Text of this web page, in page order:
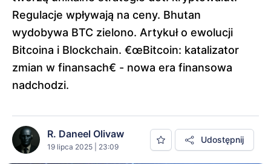
Regulacje wpływają na ceny. Bhutan
wydobywa BTC zielono. Artykuł o ewolucji
Bitcoina i Blockchain. €œBitcoin: katalizator
zmian w finansach€ - nowa era finansowa
nadchodzi.
R. Daneel Olivaw
19 lipca 2025 | 23:09
Udostępnij